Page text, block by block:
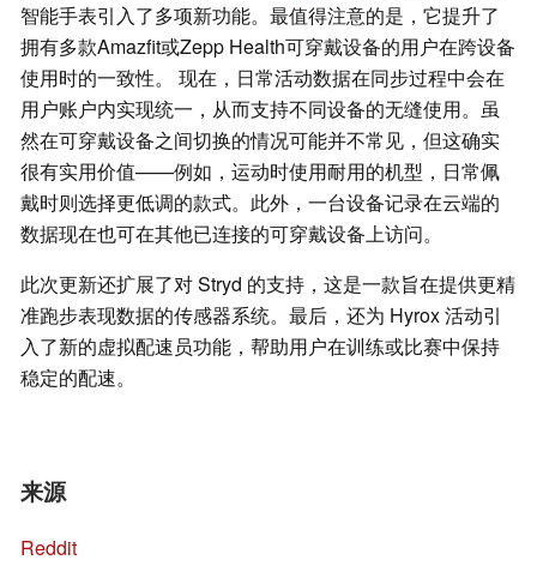
智能手表引入了多项新功能。最值得注意的是，它提升了
拥有多款Amazfit或Zepp Health可穿戴设备的用户在跨设备
使用时的一致性。 现在，日常活动数据在同步过程中会在
用户账户内实现统一，从而支持不同设备的无缝使用。虽
然在可穿戴设备之间切换的情况可能并不常见，但这确实
很有实用价值——例如，运动时使用耐用的机型，日常佩
戴时则选择更低调的款式。此外，一台设备记录在云端的
数据现在也可在其他已连接的可穿戴设备上访问。
此次更新还扩展了对 Stryd 的支持，这是一款旨在提供更精
准跑步表现数据的传感器系统。最后，还为 Hyrox 活动引
入了新的虚拟配速员功能，帮助用户在训练或比赛中保持
稳定的配速。
来源
Reddit